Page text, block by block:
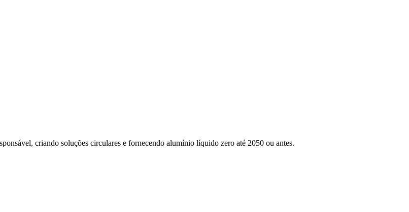
criando soluções circulares e fornecendo alumínio líquido zero até 2050 ou antes.